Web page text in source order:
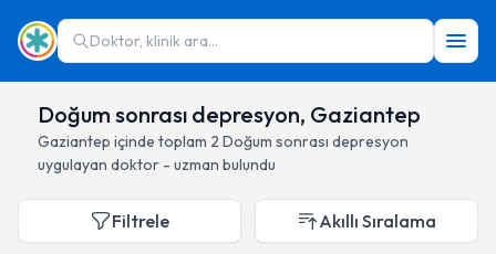
Doktor, klinik ara...
Doğum sonrası depresyon, Gaziantep
Gaziantep içinde toplam 2 Doğum sonrası depresyon
uygulayan doktor - uzman bulundu
Filtrele Akıllı Sıralama